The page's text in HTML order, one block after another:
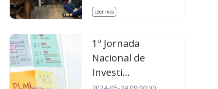
Leer más
1º Jornada
Nacional de
Investi...